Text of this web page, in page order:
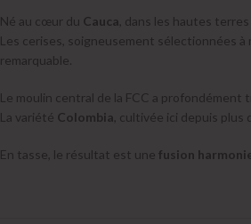
Né au cœur du Cauca , dans les hautes
Les cerises, soigneusement sélectionnées
remarquable.
Le moulin central de la FCC a
La variété Colombia , cultivée ici depuis
En tasse, le résultat est une fusion